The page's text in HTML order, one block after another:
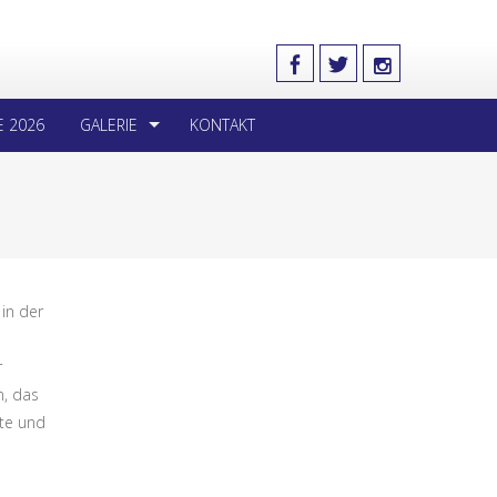
2026 GALERIE KONTAKT
der
das
und